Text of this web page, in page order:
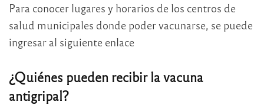
Para conocer lugares y horarios de los centros de
salud municipales donde poder vacunarse, se puede
ingresar al siguiente enlace
¿Quiénes pueden recibir la vacuna
antigripal?